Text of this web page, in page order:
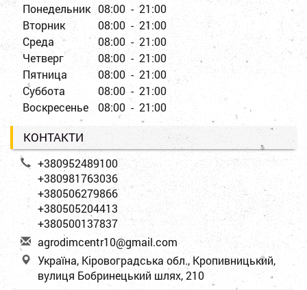
Понедельник 08:00 - 21:00
Вторник
08:00 - 21:00
Среда
08:00 - 21:00
Четверг
08:00 - 21:00
Пятница
08:00 - 21:00
Суббота
08:00 - 21:00
Воскресенье
08:00 - 21:00
КОНТАКТИ
+380952489100
+380981763036
+380506279866
+380505204413
+380500137837
agrodimcentr10@gmail.com
Україна, Кіровоградська обл., Кропивницький,
вулиця Бобринецький шлях, 210